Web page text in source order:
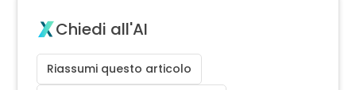
Chiedi all'AI
Riassumi questo articolo